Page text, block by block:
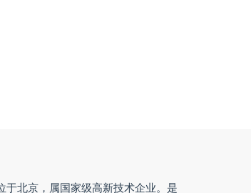
北京，属国家级高新技术企业。是